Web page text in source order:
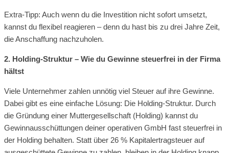
Extra-Tipp: Auch wenn du die Investition nicht sofort umsetzt,
kannst du flexibel reagieren – denn du hast bis zu drei Jahre Zeit,
die Anschaffung nachzuholen.
2. Holding-Struktur – Wie du Gewinne steuerfrei in der Firma
hältst
Viele Unternehmer zahlen unnötig viel Steuer auf ihre Gewinne.
Dabei gibt es eine einfache Lösung: Die Holding-Struktur. Durch
die Gründung einer Muttergesellschaft (Holding) kannst du
Gewinnausschüttungen deiner operativen GmbH fast steuerfrei in
der Holding behalten. Statt über 26 % Kapitalertragsteuer auf